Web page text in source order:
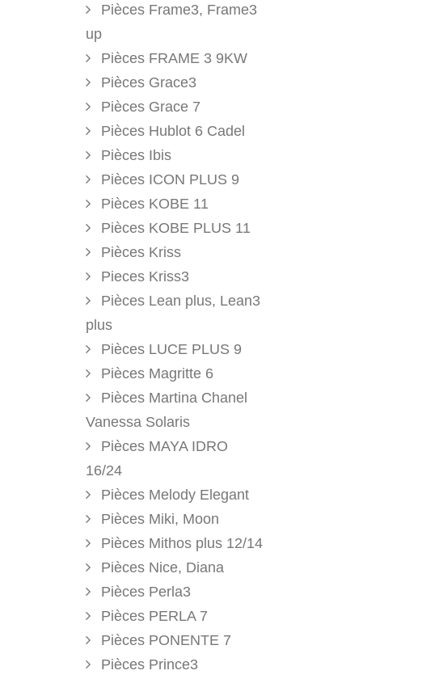
Pièces Frame3, Frame3
up
Pièces FRAME 3 9KW
Pièces Grace3
Pièces Grace 7
Pièces Hublot 6 Cadel
Pièces Ibis
Pièces ICON PLUS 9
Pièces KOBE 11
Pièces KOBE PLUS 11
Pièces Kriss
Pieces Kriss3
Pièces Lean plus, Lean3
plus
Pièces LUCE PLUS 9
Pièces Magritte 6
Pièces Martina Chanel
Vanessa Solaris
Pièces MAYA IDRO
16/24
Pièces Melody Elegant
Pièces Miki, Moon
Pièces Mithos plus 12/14
Pièces Nice, Diana
Pièces Perla3
Pièces PERLA 7
Pièces PONENTE 7
Pièces Prince3